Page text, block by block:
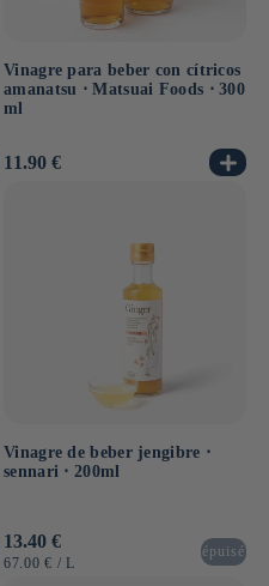
Vinagre para beber con cítricos
amanatsu ⋅ Matsuai Foods ⋅ 300
ml
Precio
11.90 €
Vinagre de beber jengibre ⋅
sennari ⋅ 200ml
Precio
habitual
13.40 €
PRECIO
67.00 € / POR
L
épuisé